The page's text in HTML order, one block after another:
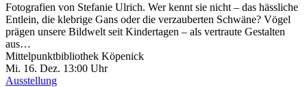
Fotografien von Stefanie Ulrich. Wer kennt sie nicht – das hässliche
Entlein, die klebrige Gans oder die verzauberten Schwäne? Vögel
prägen unsere Bildwelt seit Kindertagen – als vertraute Gestalten
aus…
Mittelpunktbibliothek Köpenick
Mi. 16. Dez. 13:00 Uhr
Ausstellung